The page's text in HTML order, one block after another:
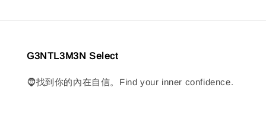
G3NTL3M3N Select
🧔找到你的內在自信。Find your inner confidence.